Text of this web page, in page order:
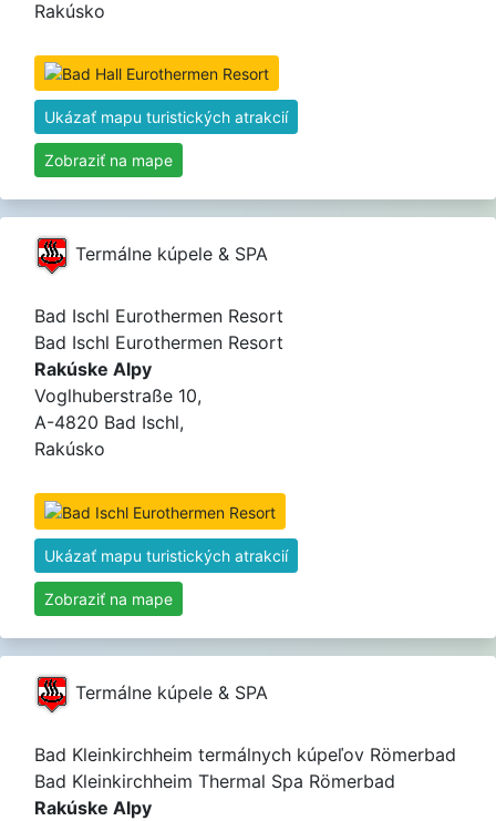
Rakúsko
Ukázať mapu turistických atrakcií
Zobraziť na mape
Termálne kúpele & SPA
Bad Ischl Eurothermen Resort
Bad Ischl Eurothermen Resort
Rakúske Alpy
Voglhuberstraße 10,
A-4820 Bad Ischl,
Rakúsko
Ukázať mapu turistických atrakcií
Zobraziť na mape
Termálne kúpele & SPA
Bad Kleinkirchheim termálnych kúpeľov Römerbad
Bad Kleinkirchheim Thermal Spa Römerbad
Rakúske Alpy